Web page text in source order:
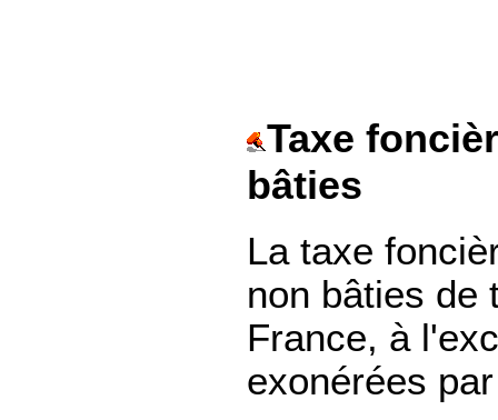
Taxe
bâties
La taxe
non bâties de
France, à
exonérées